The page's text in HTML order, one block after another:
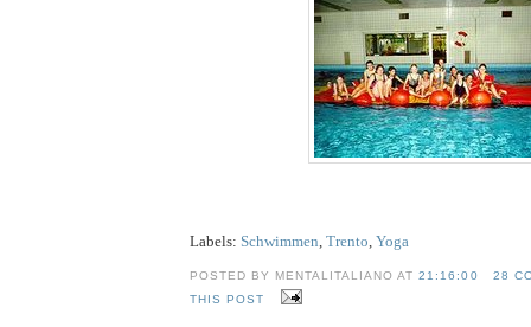
Labels: Schwimmen, Trento, Yoga
POSTED BY MENTALITALIANO AT21:16:00
28
THIS POST